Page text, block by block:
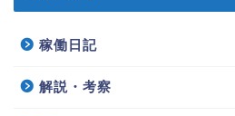
稼働日記
解説・考察